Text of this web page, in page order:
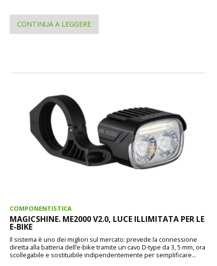
CONTINUA A LEGGERE
COMPONENTISTICA
MAGICSHINE. ME2000 V2.0, LUCE ILLIMITATA PER LE
E-BIKE
Il sistema è uno dei migliori sul mercato: prevede la connessione
diretta alla batteria dell’e-bike tramite un cavo D-type da 3, 5 mm, ora
scollegabile e sostituibile indipendentemente per semplificare...